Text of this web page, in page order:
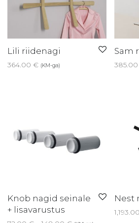
Lili riidenagi
364.00 € (KM-ga)
Sam
385.00
Knob nagid seinale
+ lisavarustus
Nest
1,193.00